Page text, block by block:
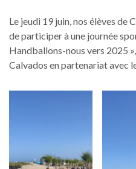
Le jeudi 19 juin, nos élèves de
de participer à une journée
Handballons-nous vers 2025
Calvados en partenariat avec